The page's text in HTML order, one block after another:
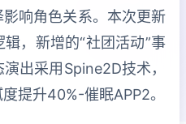
响角色关系。本次更新
，新增的“社团活动”事
出采用Spine2D技术，
提升40%-催眠APP2。